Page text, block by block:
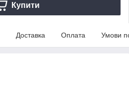
Купити
Доставка Оплата Умови